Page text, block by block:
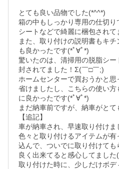
とても良い品物でした(*^^*)
箱の中もしっかり専用の仕切
シートなどで綺麗に梱包されて
また、取り付けの説明書もキ
も良かったです(*ﾟ∀ﾟ*)
驚いたのは、清掃用の脱脂シ
封されてました！Σ(￣□￣;)
ホームセンターで買おうかと
省けましたし、こちらの使い
に良かったです(*ﾟ∀ﾟ*)
まだ納車前ですが、納車がとて
【追記】
車が納車され、早速取り付けま
色々と取り付けるアイテムが
込んで、ついでに取り付けて
良く出来てると感心してまし
取り付けた時に、少しだけボ